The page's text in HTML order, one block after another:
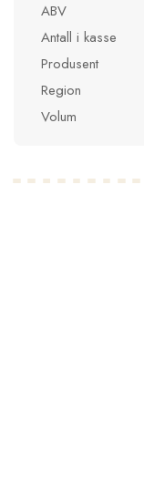
ABV
Antall i kasse
Produsent
Region
Volum